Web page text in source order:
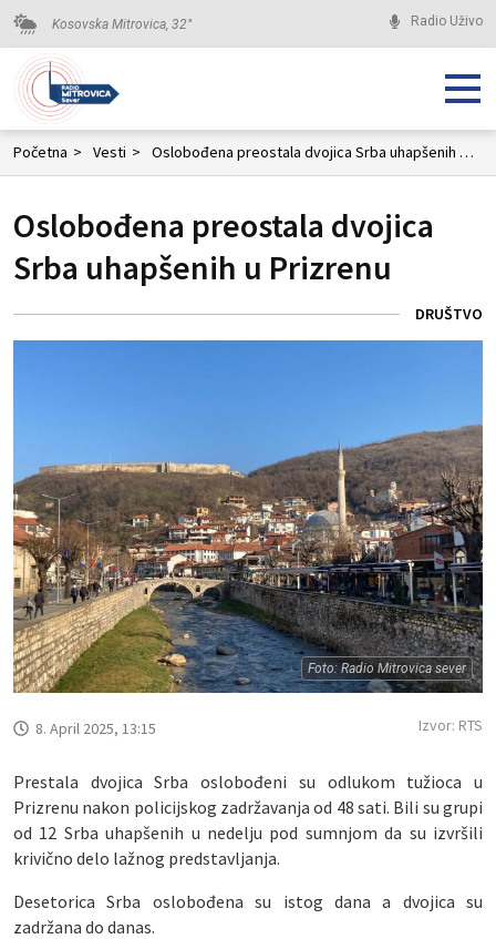
Kosovska Mitrovica, 32° Radio Uživo
Početna > Vesti > Oslobođena preostala dvojica Srba uhapšenih u Prizrenu
Oslobođena preostala dvojica
Srba uhapšenih u Prizrenu
DRUŠTVO
Foto: Radio Mitrovica sever
8. April 2025, 13:15 Izvor: RTS
Prestala dvojica Srba oslobođeni su odlukom tužioca u
Prizrenu nakon policijskog zadržavanja od 48 sati. Bili su grupi
od 12 Srba uhapšenih u nedelju pod sumnjom da su izvršili
krivično delo lažnog predstavljanja.
Desetorica Srba oslobođena su istog dana a dvojica su
zadržana do danas.